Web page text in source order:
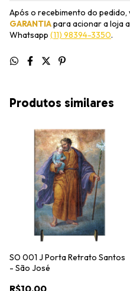
Após o recebimento do pedido,
GARANTIApara acionar a loja
Whatsapp (11) 98394-3350.
Produtos similares
SO 001 J Porta Retrato Santos
- São José
R$10,00